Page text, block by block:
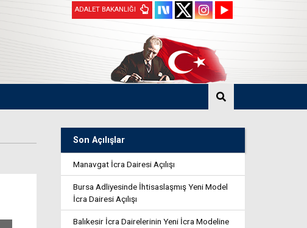
ADALET BAKANLIĞI
Son Açılışlar
Manavgat İcra Dairesi Açılışı
Bursa Adliyesinde İhtisaslaşmış Yeni Model
İcra Dairesi Açılışı
Balıkesir İcra Dairelerinin Yeni İcra Modeline